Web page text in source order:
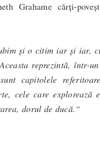
Grahame cărți-
și o citim iar și iar,
reprezintă, într-
capitolele
cele care explorează
dorul de ducă.“